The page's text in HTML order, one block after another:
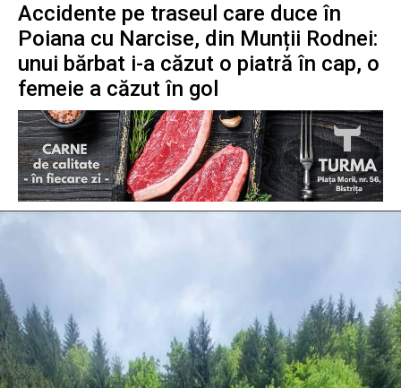
Accidente pe traseul care duce în
Poiana cu Narcise, din Munții Rodnei:
unui bărbat i-a căzut o piatră în cap, o
femeie a căzut în gol